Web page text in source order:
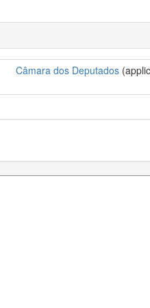
Câmara dos Deputados